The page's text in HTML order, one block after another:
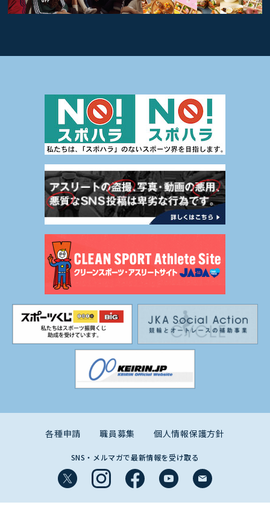
各種申請 職員募集 個人情報保護方針
SNS・メルマガで最新情報を受け取る